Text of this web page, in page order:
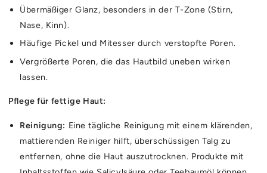
Übermäßiger Glanz, besonders in der T-Zone (Stirn,
Nase, Kinn).
Häufige Pickel und Mitesser durch verstopfte Poren.
Vergrößerte Poren, die das Hautbild uneben wirken
lassen.
Pflege für fettige Haut:
Reinigung: Eine tägliche Reinigung mit einem klärenden,
mattierenden Reiniger hilft, überschüssigen Talg zu
entfernen, ohne die Haut auszutrocknen. Produkte mit